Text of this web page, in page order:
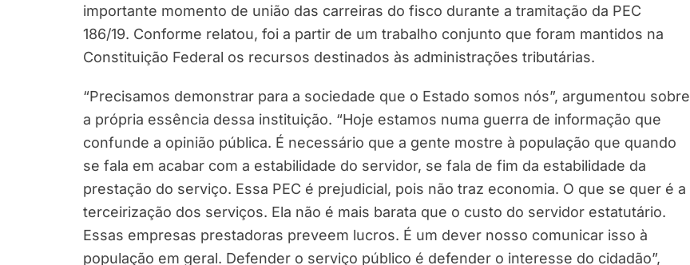
importante momento de união das carreiras do fisco durante a tramitação da PEC
186/19. Conforme relatou, foi a partir de um trabalho conjunto que foram mantidos na
Constituição Federal os recursos destinados às administrações tributárias.
“Precisamos demonstrar para a sociedade que o Estado somos nós”, argumentou sobre
a própria essência dessa instituição. “Hoje estamos numa guerra de informação que
confunde a opinião pública. É necessário que a gente mostre à população que quando
se fala em acabar com a estabilidade do servidor, se fala de fim da estabilidade da
prestação do serviço. Essa PEC é prejudicial, pois não traz economia. O que se quer é a
terceirização dos serviços. Ela não é mais barata que o custo do servidor estatutário.
Essas empresas prestadoras preveem lucros. É um dever nosso comunicar isso à
população em geral. Defender o serviço público é defender o interesse do cidadão”,